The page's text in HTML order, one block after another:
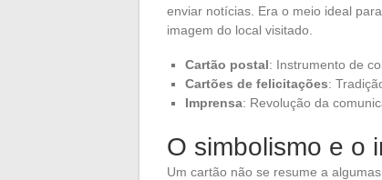
enviar notícias. Era o meio ideal
imagem do local visitado.
Cartão postal: Instrumento de
Cartões de felicitações:
Imprensa: Revolução da
O simbolismo e o
Um cartão não se resume a